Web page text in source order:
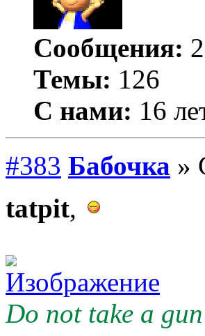
Сообщения:
Темы: 126
С нами: 16
#383 Бабочка »
tatpit,
Do not take a